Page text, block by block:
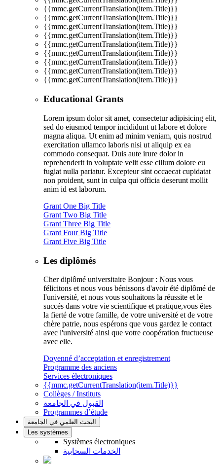
{{mmc.getCurrentTranslation(item.Title)}}
{{mmc.getCurrentTranslation(item.Title)}}
{{mmc.getCurrentTranslation(item.Title)}}
{{mmc.getCurrentTranslation(item.Title)}}
{{mmc.getCurrentTranslation(item.Title)}}
{{mmc.getCurrentTranslation(item.Title)}}
{{mmc.getCurrentTranslation(item.Title)}}
{{mmc.getCurrentTranslation(item.Title)}}
{{mmc.getCurrentTranslation(item.Title)}}
Educational Grants
Lorem ipsum dolor sit amet, consectetur adipisicing elit,
sed do eiusmod tempor incididunt ut labore et dolore
magna aliqua. Ut enim ad minim veniam, quis nostrud
exercitation ullamco laboris nisi ut aliquip ex ea
commodo consequat. Duis aute irure dolor in
reprehenderit in voluptate velit esse cillum dolore eu
fugiat nulla pariatur. Excepteur sint occaecat cupidatat
non proident, sunt in culpa qui officia deserunt mollit
anim id est laborum.
Grant One Big Title
Grant Two Big Title
Grant Three Big Title
Grant Four Big Title
Grant Five Big Title
Les diplômés
Cher diplômé universitaire Bonjour : Nous vous
félicitons et nous vous bénissons d'avoir été diplômé de
l'université, et nous vous souhaitons la réussite et le
succés dans votre vie scientifique et pratique,vous êtes
la fierté de votre famille, de votre université et de votre
chère patrie, nous espérons que vous gardez le contact
avec l'université ainsi que votre coopération fructueuse
avec elle.
Doyenné d’acceptation et enregistrement
Programme des anciens
Services électroniques
{{mmc.getCurrentTranslation(item.Title)}}
Collèges / Instituts
القبول في الجامعة
Programmes d’étude
البحث العلمي في الجامعة
Les systèmes
Systèmes électroniques
الخدمات السحابية